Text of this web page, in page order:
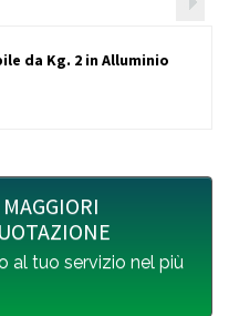
da Kg. 2 in Alluminio
al tuo servizio nel più